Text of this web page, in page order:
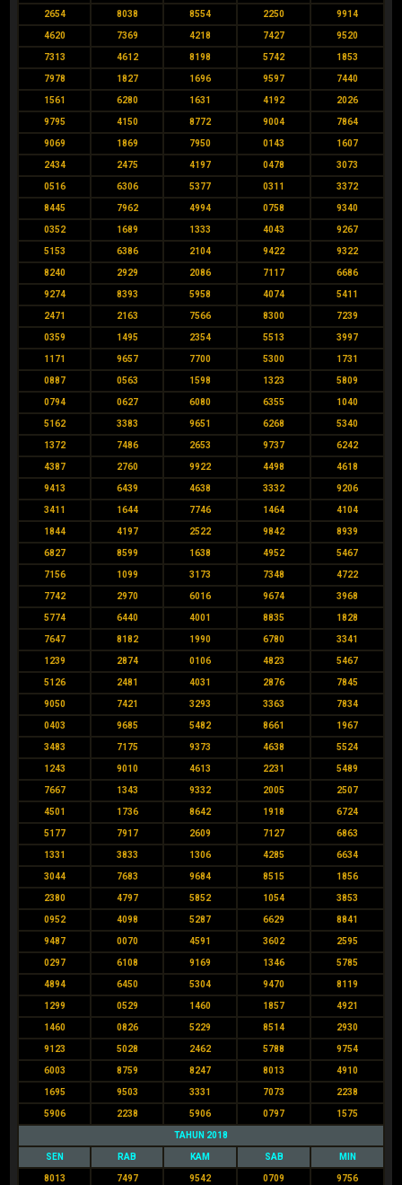
2654 8038 8554 2250 9914
4620 7369 4218 7427 9520
7313 4612 8198 5742 1853
7978 1827 1696 9597 7440
1561 6280 1631 4192 2026
9795 4150 8772 9004 7864
9069 1869 7950 0143 1607
2434 2475 4197 0478 3073
0516 6306 5377 0311 3372
8445 7962 4994 0758 9340
0352 1689 1333 4043 9267
5153 6386 2104 9422 9322
8240 2929 2086 7117 6686
9274 8393 5958 4074 5411
2471 2163 7566 8300 7239
0359 1495 2354 5513 3997
1171 9657 7700 5300 1731
0887 0563 1598 1323 5809
0794 0627 6080 6355 1040
5162 3383 9651 6268 5340
1372 7486 2653 9737 6242
4387 2760 9922 4498 4618
9413 6439 4638 3332 9206
3411 1644 7746 1464 4104
1844 4197 2522 9842 8939
6827 8599 1638 4952 5467
7156 1099 3173 7348 4722
7742 2970 6016 9674 3968
5774 6440 4001 8835 1828
7647 8182 1990 6780 3341
1239 2874 0106 4823 5467
5126 2481 4031 2876 7845
9050 7421 3293 3363 7834
0403 9685 5482 8661 1967
3483 7175 9373 4638 5524
1243 9010 4613 2231 5489
7667 1343 9332 2005 2507
4501 1736 8642 1918 6724
5177 7917 2609 7127 6863
1331 3833 1306 4285 6634
3044 7683 9684 8515 1856
2380 4797 5852 1054 3853
0952 4098 5287 6629 8841
9487 0070 4591 3602 2595
0297 6108 9169 1346 5785
4894 6450 5304 9470 8119
1299 0529 1460 1857 4921
1460 0826 5229 8514 2930
9123 5028 2462 5788 9754
6003 8759 8247 8013 4910
1695 9503 3331 7073 2238
5906 2238 5906 0797 1575
TAHUN 2018
SEN RAB KAM SAB MIN
8013 7497 9542 0709 9756